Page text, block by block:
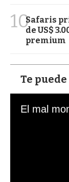
10Safaris
de US$
premium
Te